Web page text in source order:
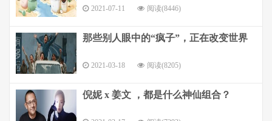
2021-07-11 阅读(8446)
那些别人眼中的“疯子”，正在改变世界
2021-03-18 阅读(8205)
倪妮 x 姜文 ，都是什么神仙组合？